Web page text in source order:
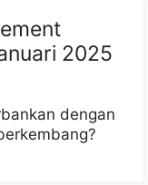
2025
dengan